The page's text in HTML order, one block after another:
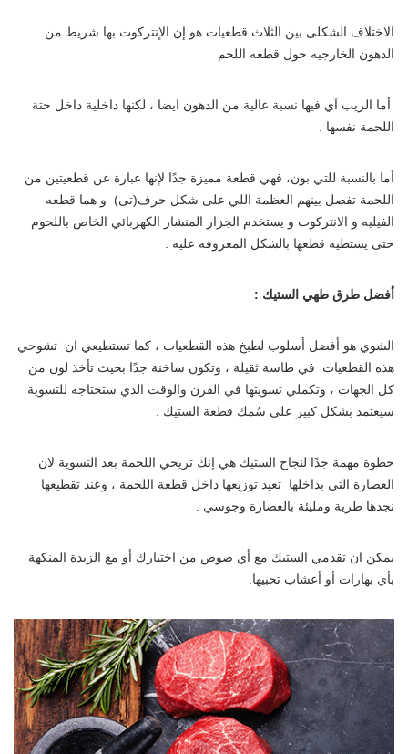
الاختلاف الشكلى بين الثلاث قطعيات هو إن الإنتركوت بها شريط من
الدهون الخارجيه حول قطعه اللحم
أما الريب آي فيها نسبة عالية من الدهون ايضا ، لكنها داخلية داخل حتة
اللحمة نفسها .
أما بالنسبة للتي بون، فهي قطعة مميزة جدًا لإنها عبارة عن قطعيتين من
اللحمة تفصل بينهم العظمة اللي على شكل حرف(تى) و هما قطعه
الفيليه و الانتركوت و يستخدم الجزار المنشار الكهربائي الخاص باللحوم
حتى يستطيه قطعها بالشكل المعروفه عليه .
أفضل طرق طهي الستيك :
الشوي هو أفضل أسلوب لطبخ هذه القطعيات ، كما تستطيعي ان تشوحي
هذه القطعيات في طاسة ثقيلة ، وتكون ساخنة جدًا بحيث تأخذ لون من
كل الجهات ، وتكملي تسويتها في الفرن والوقت الذي ستحتاجه للتسوية
سيعتمد بشكل كبير على سُمك قطعة الستيك .
خطوة مهمة جدًا لنجاح الستيك هي إنك تريحي اللحمة بعد التسوية لان
العصارة التي بداخلها تعيد توزيعها داخل قطعة اللحمة ، وعند تقطيعها
نجدها طرية ومليئة بالعصارة وجوسي .
يمكن ان تقدمي الستيك مع أي صوص من اختيارك أو مع الزبدة المنكهة
بأي بهارات أو أعشاب تحبيها.